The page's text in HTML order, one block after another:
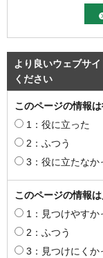
より良いウェブサ
ください
このページの情報
1：役に立った
2：ふつう
3：役に立たなか
このページの情報
1：見つけやすか
2：ふつう
3：見つけにくか